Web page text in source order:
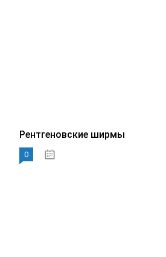
Рентгеновские ширмы
0